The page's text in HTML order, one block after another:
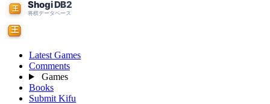
Latest Games
Comments
Games
Books
Submit Kifu